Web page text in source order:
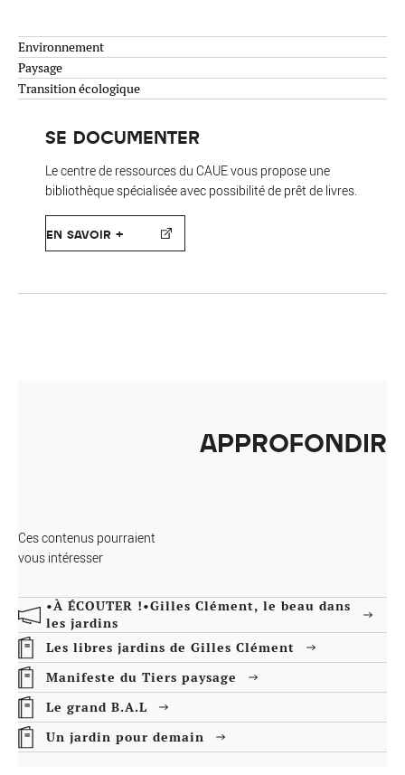
Environnement
Paysage
Transition écologique
SE DOCUMENTER
Le centre de ressources du CAUE vous propose une
bibliothèque spécialisée avec possibilité de prêt de livres.
EN SAVOIR +
APPROFONDIR
Ces contenus pourraient
vous intéresser
•À ÉCOUTER !•Gilles Clément, le beau dans
les jardins
Les libres jardins de Gilles Clément
Manifeste du Tiers paysage
Le grand B.A.L
Un jardin pour demain